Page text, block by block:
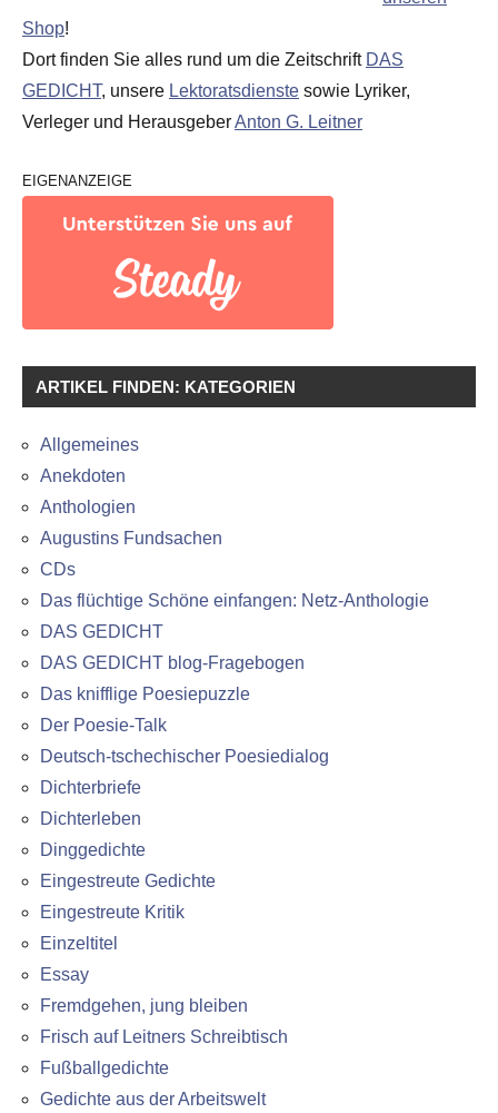
Shop!
Dort finden Sie alles rund um die Zeitschrift DAS
GEDICHT, unsere Lektoratsdienste sowie Lyriker,
Verleger und HerausgeberAnton G. Leitner
EIGENANZEIGE
ARTIKEL FINDEN: KATEGORIEN
Allgemeines
Anekdoten
Anthologien
Augustins Fundsachen
CDs
Das flüchtige Schöne einfangen: Netz-Anthologie
DAS GEDICHT
DAS GEDICHT blog-Fragebogen
Das knifflige Poesiepuzzle
Der Poesie-Talk
Deutsch-tschechischer Poesiedialog
Dichterbriefe
Dichterleben
Dinggedichte
Eingestreute Gedichte
Eingestreute Kritik
Einzeltitel
Essay
Fremdgehen, jung bleiben
Frisch auf Leitners Schreibtisch
Fußballgedichte
Gedichte aus der Arbeitswelt